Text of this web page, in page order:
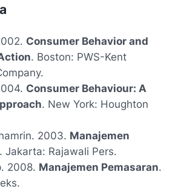
Consumer Behavior and
. Boston: PWS-Kent
Consumer Behaviour: A
. New York: Houghton
2003. Manajemen
. Jakarta: Rajawali Pers.
2008. Manajemen Pemasaran.